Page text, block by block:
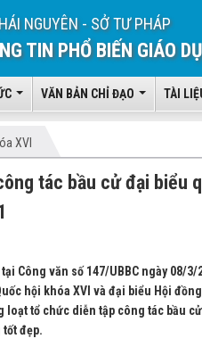
NGUYÊN - SỞ TƯ PHÁP
TIN PHỔ BIẾN GIÁO
VĂN BẢN CHỈ ĐẠO TÀI
XVI
tác bầu cử đại biểu
Công văn số 147/UBBC ngày 08/
hội khóa XVI và đại biểu Hội
tổ chức diễn tập công tác bầu
đẹp.